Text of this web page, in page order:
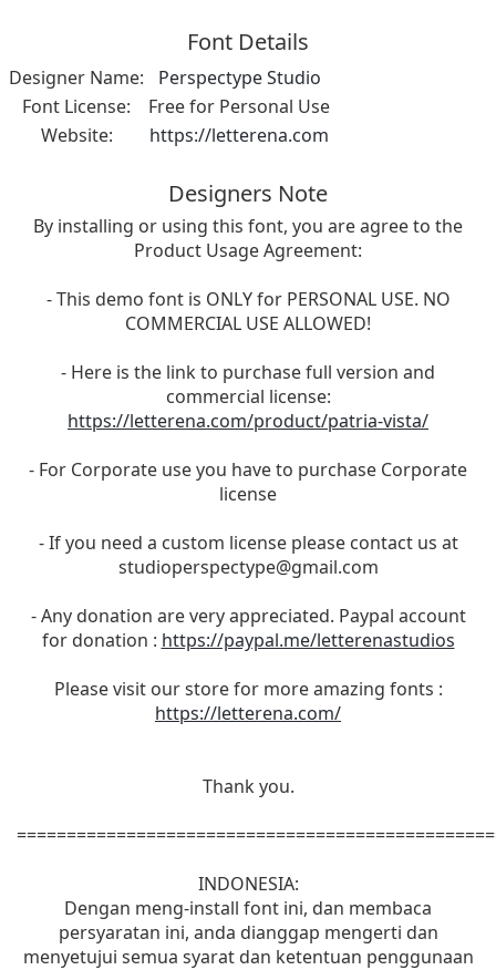
Font Details
Designer Name:
Perspectype Studio
Font License:
Free for Personal Use
Website:
https://letterena.com
Designers Note
By installing or using this font, you are agree to the
Product Usage Agreement:
- This demo font is ONLY for PERSONAL USE. NO
COMMERCIAL USE ALLOWED!
- Here is the link to purchase full version and
commercial license:
https://letterena.com/product/patria-vista/
- For Corporate use you have to purchase Corporate
license
- If you need a custom license please contact us at
studioperspectype@gmail.com
- Any donation are very appreciated. Paypal account
for donation : https://paypal.me/letterenastudios
Please visit our store for more amazing fonts :
https://letterena.com/
Thank you.
INDONESIA:
Dengan meng-install font ini, dan membaca
persyaratan ini, anda dianggap mengerti dan
menyetujui semua syarat dan ketentuan penggunaan